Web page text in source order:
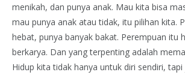
menikah, dan punya anak. Mau kita bisa
mau punya anak atau tidak, itu pilihan kita.
hebat, punya banyak bakat. Perempuan itu
berkarya. Dan yang terpenting adalah
Hidup kita tidak hanya untuk diri sendiri,